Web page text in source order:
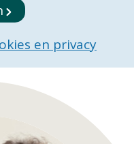
en privacy